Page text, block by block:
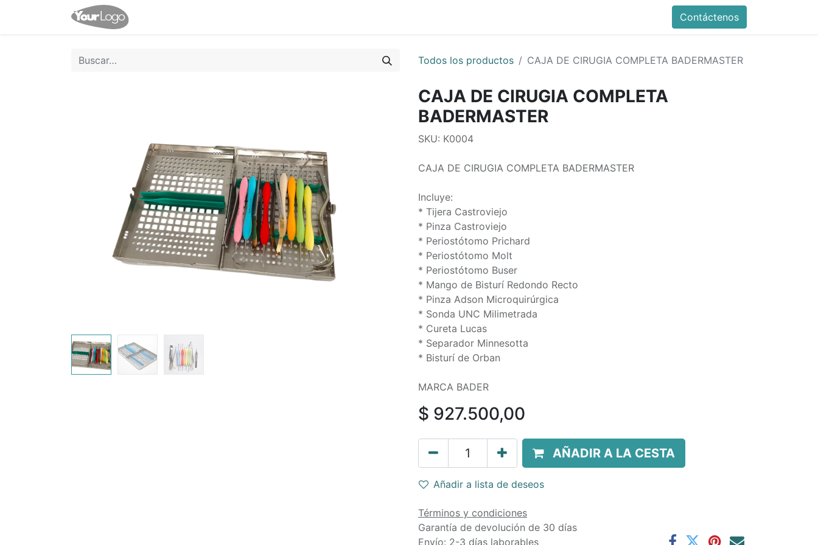
Contáctenos
Todos los productos CAJA DE CIRUGIA COMPLETA BADERMASTER
CAJA DE CIRUGIA COMPLETA
BADERMASTER
SKU: K0004
CAJA DE CIRUGIA COMPLETA BADERMASTER
Incluye:
* Tijera Castroviejo
* Pinza Castroviejo
* Periostótomo Prichard
* Periostótomo Molt
* Periostótomo Buser
* Mango de Bisturí Redondo Recto
* Pinza Adson Microquirúrgica
* Sonda UNC Milimetrada
* Cureta Lucas
* Separador Minnesotta
* Bisturí de Orban
MARCA BADER
$ 927.500,00
AÑADIR A LA CESTA
Añadir a lista de deseos
Términos y condiciones
Garantía de devolución de 30 días
Envío: 2-3 días laborables